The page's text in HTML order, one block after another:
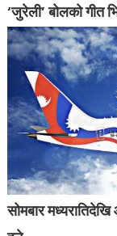
‘जुरेली’ बोलको गीत
सोमबार